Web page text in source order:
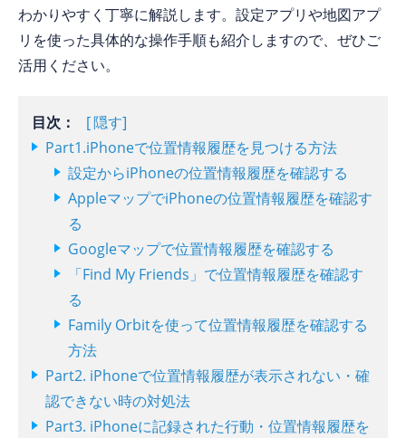
わかりやすく丁寧に解説します。設定アプリや地図アプ
リを使った具体的な操作手順も紹介しますので、ぜひご
活用ください。
目次：
隠す
Part1.iPhoneで位置情報履歴を見つける方法
設定からiPhoneの位置情報履歴を確認する
AppleマップでiPhoneの位置情報履歴を確認す
る
Googleマップで位置情報履歴を確認する
「Find My Friends」で位置情報履歴を確認す
る
Family Orbitを使って位置情報履歴を確認する
方法
Part2. iPhoneで位置情報履歴が表示されない・確
認できない時の対処法
Part3. iPhoneに記録された行動・位置情報履歴を